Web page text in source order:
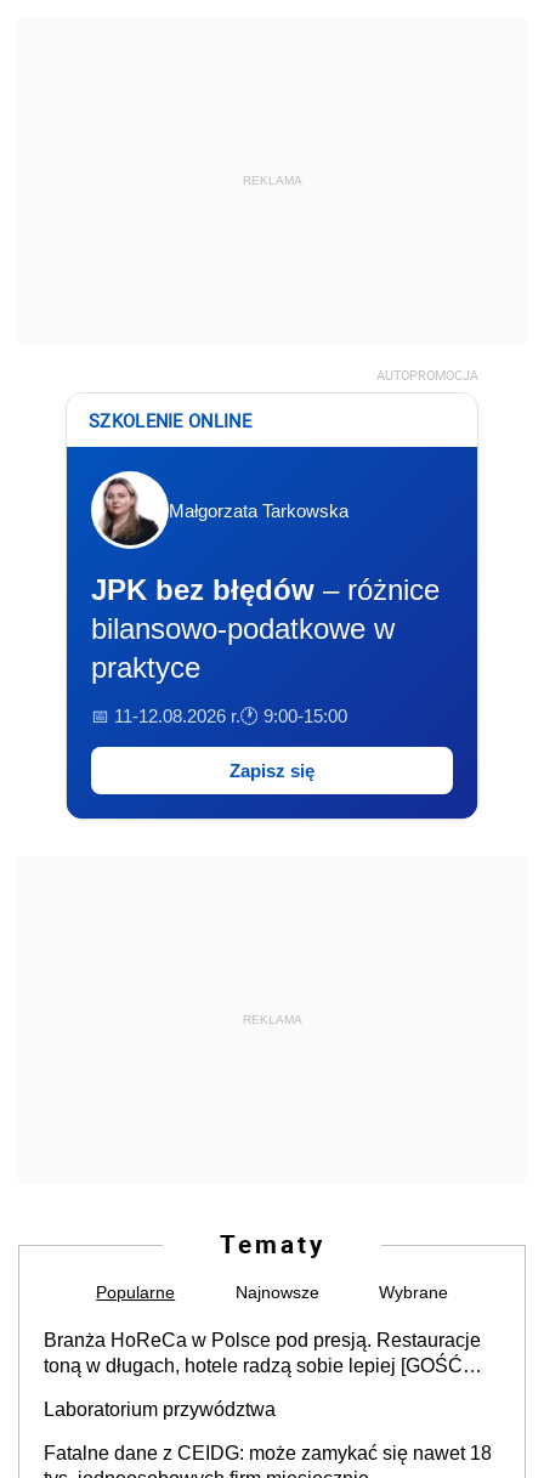
REKLAMA
AUTOPROMOCJA
SZKOLENIE ONLINE
Małgorzata Tarkowska
JPK bez błędów – różnice
bilansowo-podatkowe w
praktyce
📅 11-12.08.2026 r.🕐 9:00-15:00
Zapisz się
REKLAMA
Tematy
Popularne Najnowsze Wybrane
Branża HoReCa w Polsce pod presją. Restauracje
toną w długach, hotele radzą sobie lepiej [GOŚĆ
Laboratorium przywództwa
Fatalne dane z CEIDG: może zamykać się nawet 18